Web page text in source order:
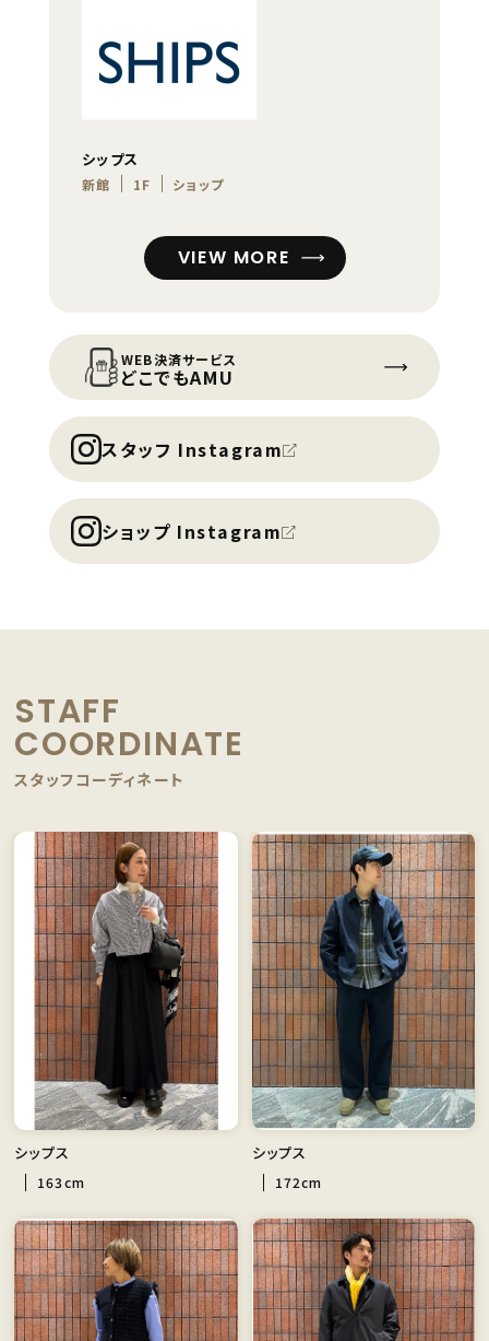
シップス
新館 1F ショップ
VIEW MORE
WEB決済サービス
どこでもAMU
スタッフ Instagram
ショップ Instagram
STAFF
COORDINATE
スタッフコーディネート
シップス
163cm
シップス
172cm